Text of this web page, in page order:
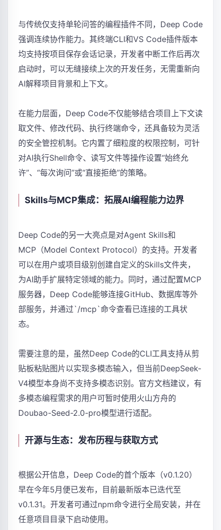
与传统仅支持单轮问答的编程插件不同，Deep Code
强调连续协作能力。其终端CLI和VS Code插件版本
均支持按项目保存会话记录，开发者中断工作后再次
启动时，可以无缝接续上次的开发任务，无需重新向
AI解释项目背景和上下文。
在能力层面，Deep Code不仅能够结合项目上下文读
取文件、修改代码、执行终端命令，还具备较为灵活
的安全管控机制。它内置了细粒度的权限控制，可针
对AI执行Shell命令、读写文件等操作设置“始终允
许”、“每次询问”或“直接拒绝”的策略。
Skills与MCP集成：拓展AI编程能力边界
Deep Code的另一大亮点是对Agent Skills和
MCP（Model Context Protocol）的支持。开发者
可以在用户或项目级别创建自定义的Skills文件夹，
为AI助手扩展特定领域的能力。同时，通过配置MCP
服务器，Deep Code能够连接GitHub、数据库等外
部服务，并通过`/mcp`命令查看已连接的工具状
态。
需要注意的是，虽然Deep Code的CLI工具支持从剪
贴板粘贴图片以实现多模态输入，但当前DeepSeek-
V4模型本身尚不支持多模态识别。官方文档建议，有
多模态编程需求的用户可暂时使用火山方舟的
Doubao-Seed-2.0-pro模型进行适配。
开源与生态：发布历程与获取方式
根据公开信息，Deep Code的首个版本（v0.1.20）
早在今年5月便已发布，目前最新版本已迭代至
v0.1.31。开发者可通过npm命令进行全局安装，并在
任意项目目录下启动使用。